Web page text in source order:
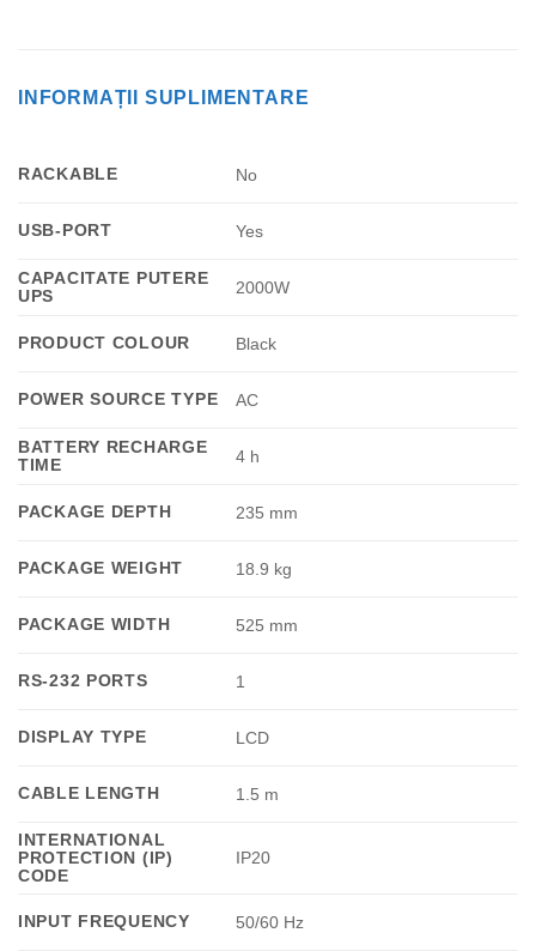
INFORMAȚII SUPLIMENTARE
RACKABLE No
USB-PORT Yes
CAPACITATE PUTERE
UPS
2000W
PRODUCT COLOUR Black
POWER SOURCE TYPE AC
BATTERY RECHARGE
TIME
4 h
PACKAGE DEPTH 235 mm
PACKAGE WEIGHT 18.9 kg
PACKAGE WIDTH 525 mm
RS-232 PORTS 1
DISPLAY TYPE LCD
CABLE LENGTH 1.5 m
INTERNATIONAL
PROTECTION (IP)
CODE
IP20
INPUT FREQUENCY 50/60 Hz